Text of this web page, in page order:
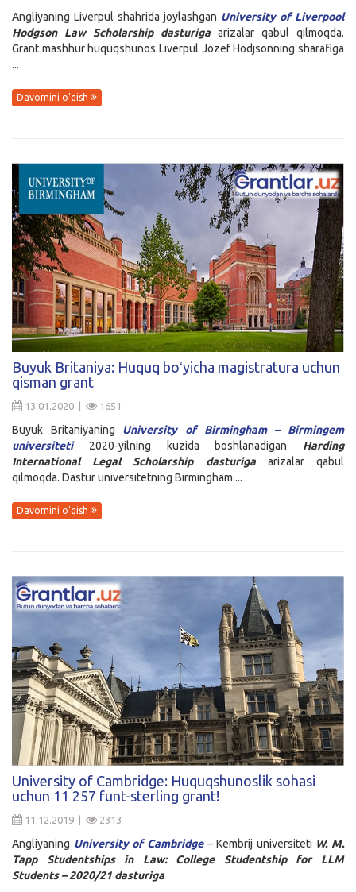
Angliyaning Liverpul shahrida joylashgan University of Liverpool
Hodgson Law Scholarship dasturiga arizalar qabul qilmoqda.
Grant mashhur huquqshunos Liverpul Jozef Hodjsonning sharafiga
...
Davomini o'qish
Buyuk Britaniya: Huquq boʻyicha magistratura uchun
qisman grant
13.01.2020 | 1651
Buyuk Britaniyaning University of Birmingham – Birmingem
universiteti2020-yilning kuzida boshlanadigan Harding
International Legal Scholarship dasturigaarizalar qabul
qilmoqda. Dastur universitetning Birmingham ...
Davomini o'qish
University of Cambridge: Huquqshunoslik sohasi
uchun 11 257 funt-sterling grant!
11.12.2019 | 2313
Angliyaning University of Cambridge– Kembrij universiteti W. M.
Tapp Studentships in Law: College Studentship for LLM
Students – 2020/21 dasturiga